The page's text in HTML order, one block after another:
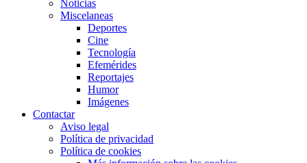
Noticias
Miscelaneas
Deportes
Cine
Tecnología
Efemérides
Reportajes
Humor
Imágenes
Contactar
Aviso legal
Política de privacidad
Política de cookies